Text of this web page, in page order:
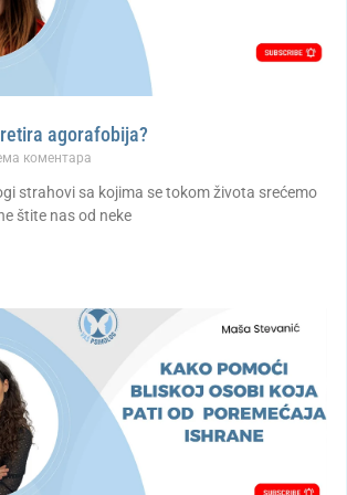
agorafobija?
коментара
strahovi sa kojima se tokom života srećemo
štite nas od neke